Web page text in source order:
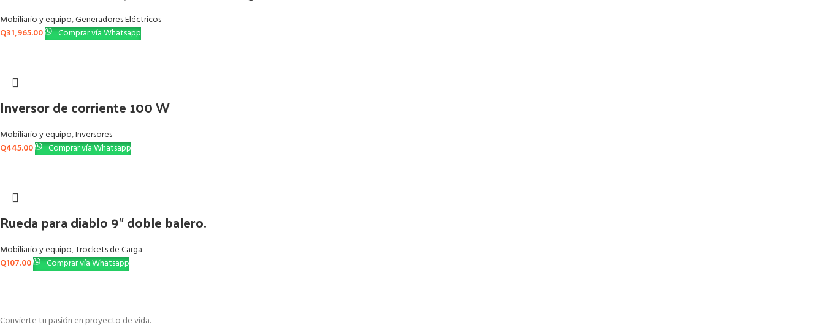
Mobiliario y equipo,Generadores Eléctricos
Q31,965.00 Comprar vía Whatsapp
Inversor de corriente 100 W
Mobiliario y equipo,Inversores
Q445.00 Comprar vía Whatsapp
Rueda para diablo 9″ doble balero.
Mobiliario y equipo,Trockets de Carga
Q107.00 Comprar vía Whatsapp
Convierte tu pasión en proyecto de vida.